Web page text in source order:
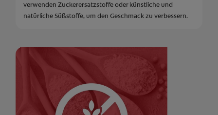
verwenden Zuckerersatzstoffe oder künstliche und
natürliche Süßstoffe, um den Geschmack zu verbessern.